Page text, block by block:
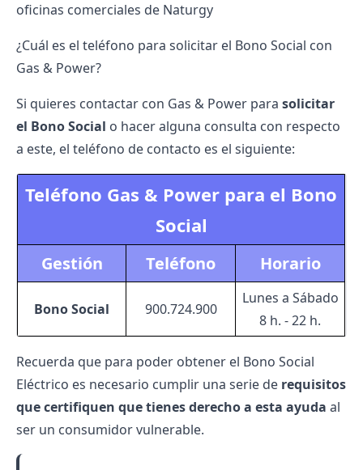
oficinas comerciales de Naturgy
¿Cuál es el teléfono para solicitar el Bono Social con
Gas & Power?
Si quieres contactar con Gas & Power para solicitar
el Bono Social o hacer alguna consulta con respecto
a este, el teléfono de contacto es el siguiente:
Teléfono Gas & Power para el Bono
Social
Gestión Teléfono Horario
Bono Social 900.724.900
Lunes a Sábado
8 h. - 22 h.
Recuerda que para poder obtener el Bono Social
Eléctrico es necesario cumplir una serie de requisitos
que certifiquen que tienes derecho a esta ayuda al
ser un consumidor vulnerable.